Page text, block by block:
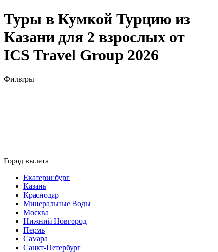
Туры в Кумкой Турцию из
Казани для 2 взрослых от
ICS Travel Group 2026
Фильтры
Город вылета
Екатеринбург
Казань
Краснодар
Минеральные Воды
Москва
Нижний Новгород
Пермь
Самара
Санкт-Петербург